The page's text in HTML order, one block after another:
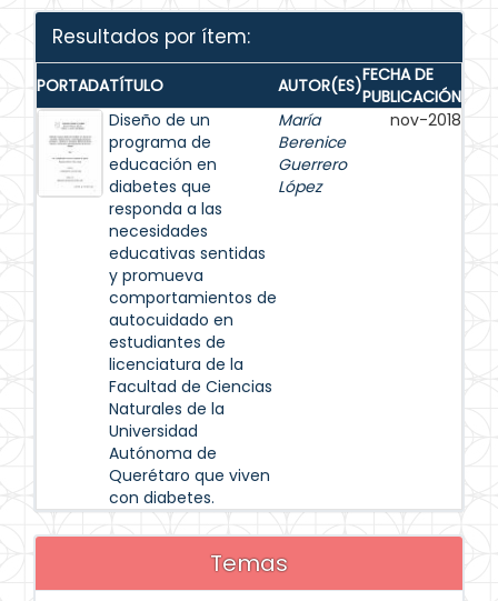
Resultados por ítem:
PORTADATÍTULO AUTOR(ES)FECHA DE
PUBLICACIÓN
Diseño de un
programa de
educación en
diabetes que
responda a las
necesidades
educativas sentidas
y promueva
comportamientos de
autocuidado en
estudiantes de
licenciatura de la
Facultad de Ciencias
Naturales de la
Universidad
Autónoma de
Querétaro que viven
con diabetes.
María
Berenice
Guerrero
López
nov-2018
Temas